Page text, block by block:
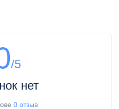
/5
нет
0 отзыв